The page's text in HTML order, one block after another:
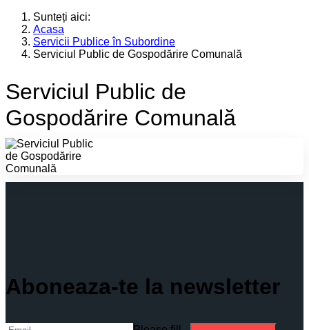
Sunteți aici:
Acasa
Servicii Publice în Subordine
Serviciul Public de Gospodărire Comunală
Serviciul Public de
Gospodărire Comunală
Aboneaza-te la newsletter